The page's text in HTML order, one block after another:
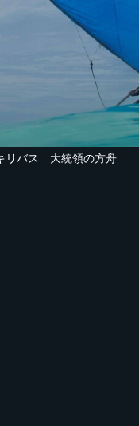
リバス 大統領の方舟